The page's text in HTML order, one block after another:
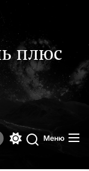
плюс
Поиск
Меню